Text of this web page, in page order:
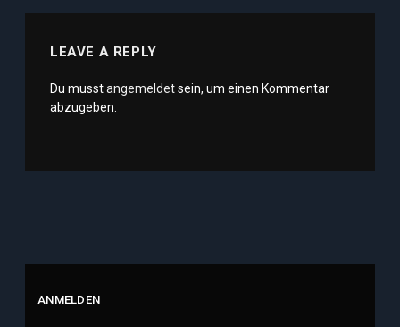
LEAVE A REPLY
Du musstangemeldetsein, um einen Kommentar
abzugeben.
ANMELDEN